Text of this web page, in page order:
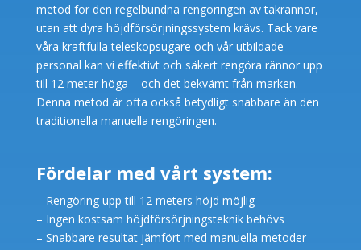
metod för den regelbundna rengöringen av takrännor,
utan att dyra höjdförsörjningssystem krävs. Tack vare
våra kraftfulla teleskopsugare och vår utbildade
personal kan vi effektivt och säkert rengöra rännor upp
till 12 meter höga – och det bekvämt från marken.
Denna metod är ofta också betydligt snabbare än den
traditionella manuella rengöringen.
Fördelar med vårt system:
– Rengöring upp till 12 meters höjd möjlig
– Ingen kostsam höjdförsörjningsteknik behövs
– Snabbare resultat jämfört med manuella metoder